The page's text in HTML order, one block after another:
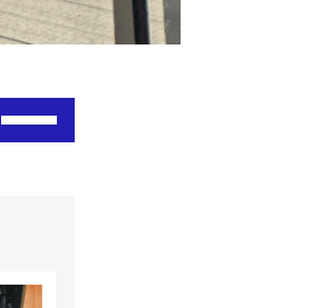
aumentar